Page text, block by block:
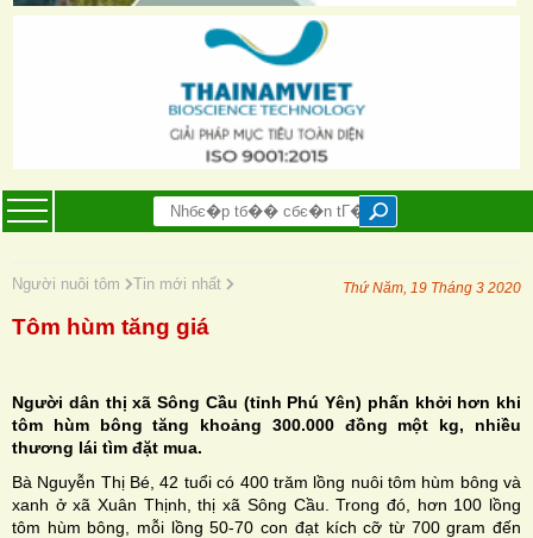
Người nuôi tôm Tin mới nhất Thứ Năm, 19 Tháng 3 2020
Tôm hùm tăng giá
Người dân thị xã Sông Cầu (tỉnh Phú Yên) phấn khởi hơn khi
tôm hùm bông tăng khoảng 300.000 đồng một kg, nhiều
thương lái tìm đặt mua.
Bà Nguyễn Thị Bé, 42 tuổi có 400 trăm lồng nuôi tôm hùm bông và
xanh ở xã Xuân Thịnh, thị xã Sông Cầu. Trong đó, hơn 100 lồng
tôm hùm bông, mỗi lồng 50-70 con đạt kích cỡ từ 700 gram đến